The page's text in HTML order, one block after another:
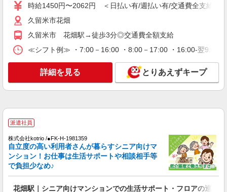
派遣社員
株式会社kotrio /●FK-H-2068450
≪久留米市≫介護の現場で心を燃やせ！！！デ
イサービスSTAFF
時給1450円〜2062円 ＜日払い有/週払い有/交
久留米市花畑
キープ 詳細を見る
株式会社kotrio /●FK-H-1981407
花畑駅｜リハビリ補助などのデイサービス
STAFF♪未経験OK
時給1450円〜2062円 ＜日払い有/週払い有/交
時給1450円〜2062円 ＜日払い有/週払い有/交通費全支給(ガ
久留米市花畑
久留米市 花畑駅→徒歩3分◎交通費全額支給
≪シフト例≫ ・7:00－16:00 ・8:00－17:00 ・16:00-翌9:00
詳細を見る とりあえずキープ
派遣社員
株式会社kotrio /●FK-H-1981359
自立度の高い利用者さんが暮らすシニア向けマ
ンション！お仕事は生活サポートや相談相手等
で負担少なめ♪
花畑駅｜シニア向けマンションでの生活サポート・フロアの巡回